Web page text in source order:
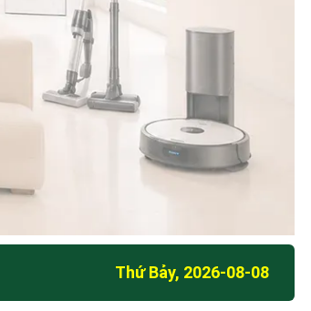
Thứ Bảy, 2026-08-08